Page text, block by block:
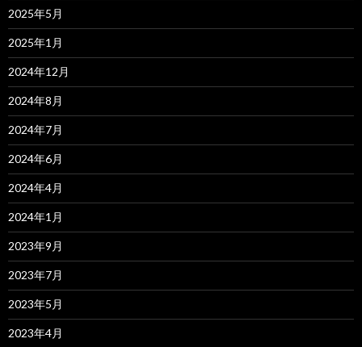
2025年5月
2025年1月
2024年12月
2024年8月
2024年7月
2024年6月
2024年4月
2024年1月
2023年9月
2023年7月
2023年5月
2023年4月